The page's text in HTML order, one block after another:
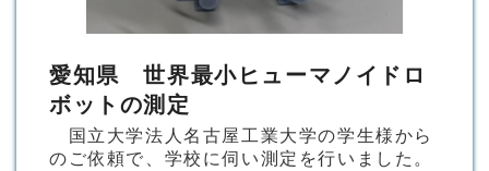
愛知県 世界最小ヒューマノイドロ
ボットの測定
国立大学法人名古屋工業大学の学生様から
のご依頼で、学校に伺い測定を行いました。